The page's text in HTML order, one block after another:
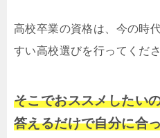
高校卒業の資格は、今の時
すい高校選びを行ってくださ
そこでおススメしたい
答えるだけで自分に合